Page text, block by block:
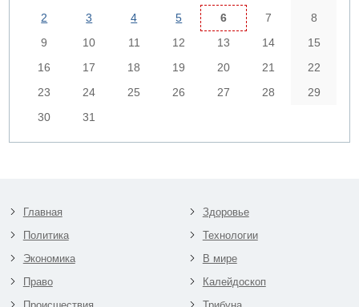
2
3 4 5 6 7
8
9
10 11 12 13 14
15
16
17 18 19 20 21
22
23
24 25 26 27 28
29
30
31
Главная
Политика
Экономика
Право
Здоровье
Технологии
В мире
Калейдоскоп